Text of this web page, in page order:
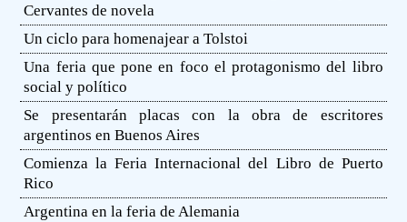
Cervantes de novela
Un ciclo para homenajear a Tolstoi
Una feria que pone en foco el protagonismo del libro
social y político
Se presentarán placas con la obra de escritores
argentinos en Buenos Aires
Comienza la Feria Internacional del Libro de Puerto
Rico
Argentina en la feria de Alemania